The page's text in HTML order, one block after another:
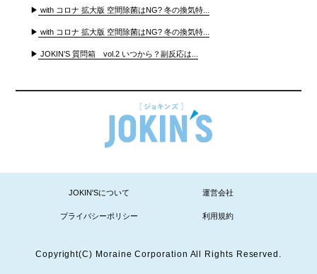
▶ with コロナ 拡大版 空間除菌はNG? 冬の換気特...
▶ with コロナ 拡大版 空間除菌はNG? 冬の換気特...
▶ JOKIN’S 質問箱 vol.2 いつから？副反応は...
JOKIN'Sについて 運営会社
プライバシーポリシー 利用規約
Copyright(C) Moraine Corporation All Rights Reserved.